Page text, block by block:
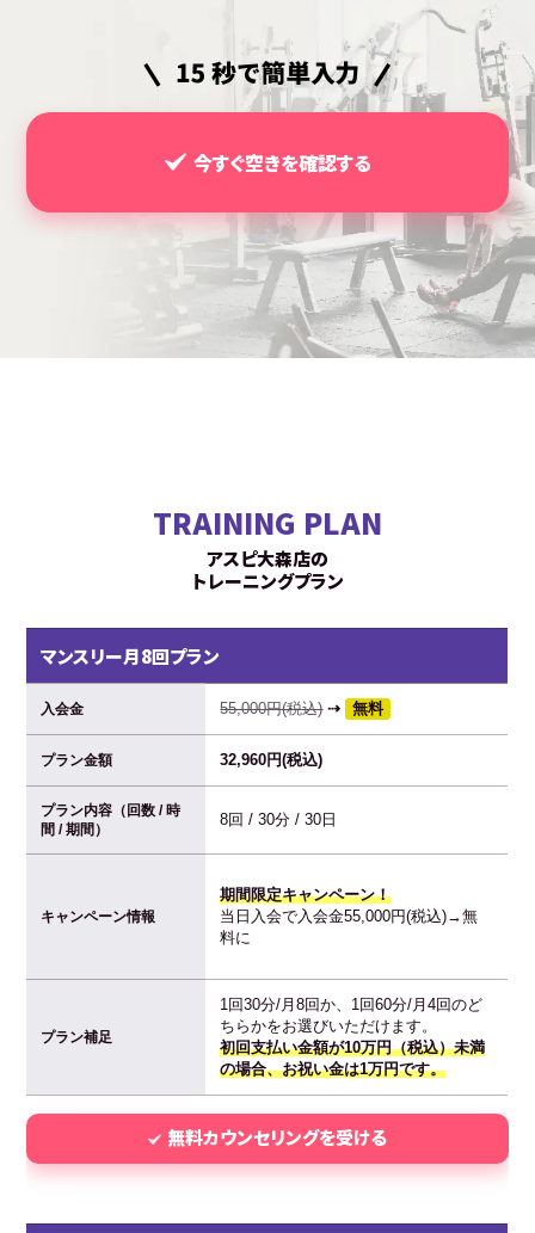
今すぐ空きを確認する
TRAINING PLAN
アスピ大森店の
トレーニングプラン
マンスリー月8回プラン
入会金 55,000円(税込)⇢ 無料
プラン金額 32,960円(税込)
プラン内容（回数 / 時
間 / 期間）
8回 / 30分 / 30日
キャンペーン情報
期間限定キャンペーン！
当日入会で入会金55,000円(税込)→無
料に
プラン補足
1回30分/月8回か、1回60分/月4回のど
ちらかをお選びいただけます。
初回支払い金額が10万円（税込）未満
の場合、お祝い金は1万円です。
無料カウンセリングを受ける